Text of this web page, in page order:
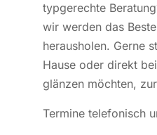
typgerechte
wir werden das
herausholen. Gerne
Hause oder direkt
glänzen möchten,
Termine telefonisch